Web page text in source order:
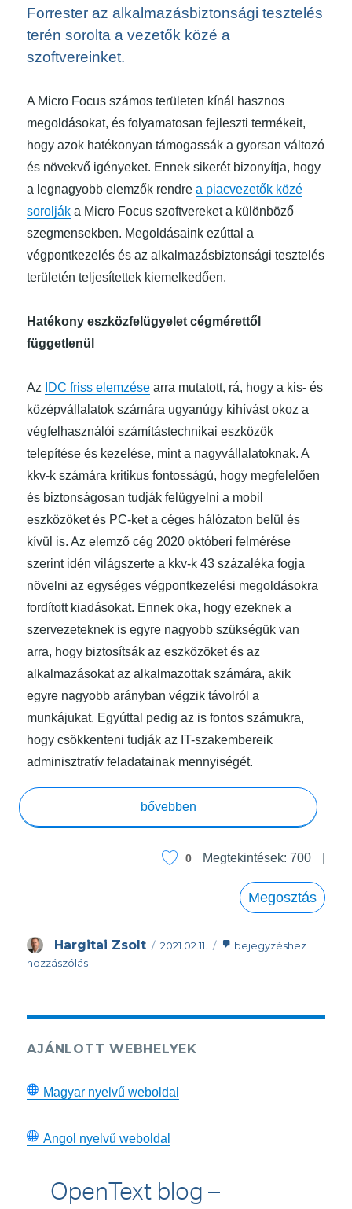
Forrester az alkalmazásbiztonsági tesztelés
terén sorolta a vezetők közé a
szoftvereinket.
A Micro Focus számos területen kínál hasznos
megoldásokat, és folyamatosan fejleszti termékeit,
hogy azok hatékonyan támogassák a gyorsan változó
és növekvő igényeket. Ennek sikerét bizonyítja, hogy
a legnagyobb elemzők rendrea piacvezetők közé
sorolják a Micro Focus szoftvereket a különböző
szegmensekben. Megoldásaink ezúttal a
végpontkezelés és az alkalmazásbiztonsági tesztelés
területén teljesítettek kiemelkedően.
Hatékony eszközfelügyelet cégmérettől
függetlenül
Az IDC friss elemzése arra mutatott, rá, hogy a kis- és
középvállalatok számára ugyanúgy kihívást okoz a
végfelhasználói számítástechnikai eszközök
telepítése és kezelése, mint a nagyvállalatoknak. A
kkv-k számára kritikus fontosságú, hogy megfelelően
és biztonságosan tudják felügyelni a mobil
eszközöket és PC-ket a céges hálózaton belül és
kívül is. Az elemző cég 2020 októberi felmérése
szerint idén világszerte a kkv-k 43 százaléka fogja
növelni az egységes végpontkezelési megoldásokra
fordított kiadásokat. Ennek oka, hogy ezeknek a
szervezeteknek is egyre nagyobb szükségük van
arra, hogy biztosítsák az eszközöket és az
alkalmazásokat az alkalmazottak számára, akik
egyre nagyobb arányban végzik távolról a
munkájukat. Egyúttal pedig az is fontos számukra,
hogy csökkenteni tudják az IT-szakembereik
adminisztratív feladatainak mennyiségét.
“Az élen járunk eszközfelügyeletben
bővebben
Megtekintések: 700
0
Megosztás
Szerző
Hargitai Zsolt Közzétéve
2021.02.11.
Az
bejegyzéshez
hozzászólás
AJÁNLOTT WEBHELYEK
Magyar nyelvű weboldal
Angol nyelvű weboldal
OpenText blog –